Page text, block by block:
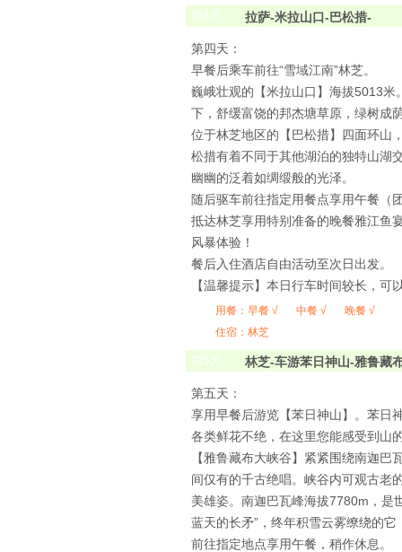
第4天 拉萨-米拉山口-巴松措-
第四天：
早餐后乘车前往“雪域江南”林芝。
巍峨壮观的【米拉山口】海拔5013
下，舒缓富饶的邦杰塘草原，绿树成
位于林芝地区的【巴松措】四面环山
松措有着不同于其他湖泊的独特山湖
幽幽的泛着如绸缎般的光泽。
随后驱车前往指定用餐点享用午餐（
抵达林芝享用特别准备的晚餐雅江鱼
风暴体验！
餐后入住酒店自由活动至次日出发。
【温馨提示】本日行车时间较长，
用餐： 早餐 √ 中餐 √
晚餐 √
住宿：林芝
第5天 林芝-车游苯日神山-雅鲁藏
第五天：
享用早餐后游览【苯日神山】。苯日
各类鲜花不绝，在这里您能感受到山
【雅鲁藏布大峡谷】紧紧围绕南迦
间仅有的千古绝唱。峡谷内可观古老
美雄姿。南迦巴瓦峰海拔7780m，是
蓝天的长矛”，终年积雪云雾缭绕的
前往指定地点享用午餐，稍作休息。